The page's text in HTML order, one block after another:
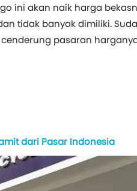
ini akan naik harga
tidak banyak dimiliki.
pasaran
dari Pasar Indonesia